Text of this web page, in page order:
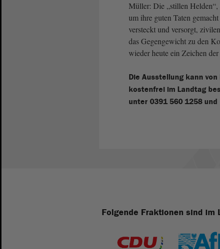
Müller: Die „stillen
um ihre guten Taten
versteckt und versorgt,
das Gegengewicht zu den
wieder heute ein Zeichen
Die Ausstellung kann
kostenfrei im Landtag
unter 0391 560 1258 und
Folgende Fraktionen sind im